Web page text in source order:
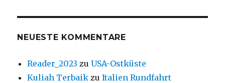
NEUESTE KOMMENTARE
Reader_2023 zuUSA-Ostküste
Kuliah Terbaik zuItalien Rundfahrt